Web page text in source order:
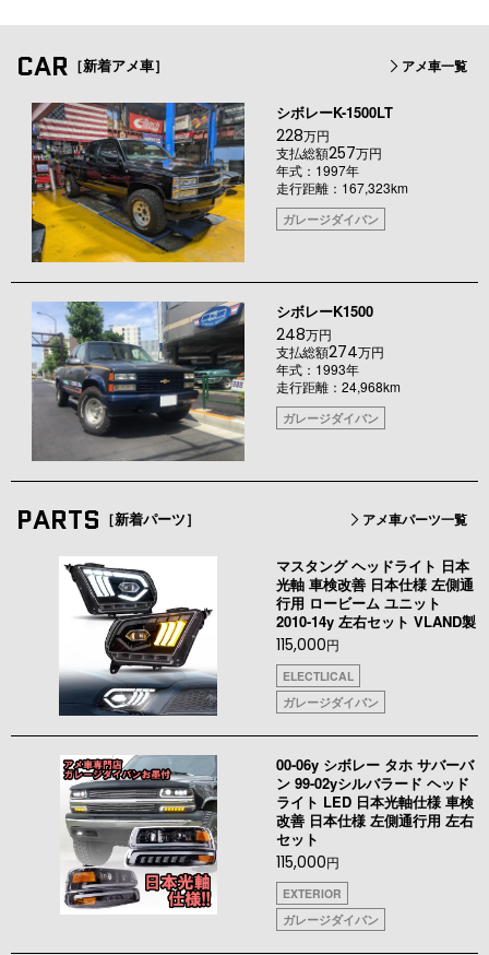
CAR ［新着アメ車］ アメ車一覧
シボレーK-1500LT
228万円
支払総額257万円
年式：1997年
走行距離：167,323km
ガレージダイバン
シボレーK1500
248万円
支払総額274万円
年式：1993年
走行距離：24,968km
ガレージダイバン
PARTS ［新着パーツ］ アメ車パーツ一覧
マスタング ヘッドライト 日本
光軸 車検改善 日本仕様 左側通
行用 ロービーム ユニット
2010-14y 左右セット VLAND製
115,000円
ELECTLICAL
ガレージダイバン
00-06y シボレー タホ サバーバ
ン 99-02yシルバラード ヘッド
ライト LED 日本光軸仕様 車検
改善 日本仕様 左側通行用 左右
セット
115,000円
EXTERIOR
ガレージダイバン